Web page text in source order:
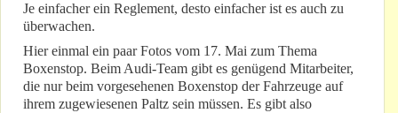
Je einfacher ein Reglement, desto einfacher ist es auch zu
überwachen.
Hier einmal ein paar Fotos vom 17. Mai zum Thema
Boxenstop. Beim Audi-Team gibt es genügend Mitarbeiter,
die nur beim vorgesehenen Boxenstop der Fahrzeuge auf
ihrem zugewiesenen Paltz sein müssen. Es gibt also